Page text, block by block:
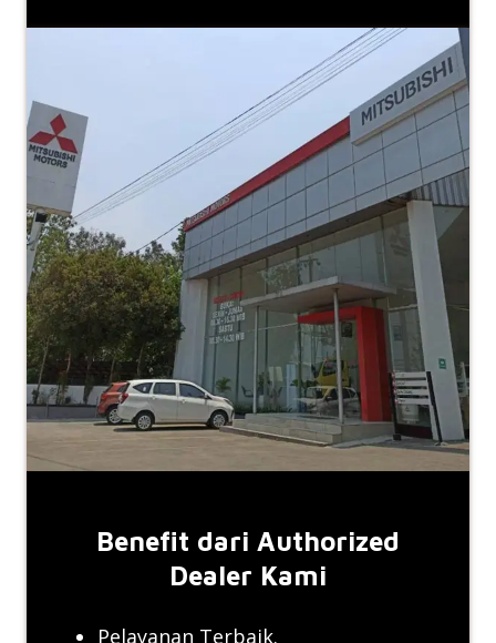
Benefit dari Authorized
Dealer Kami
Pelayanan Terbaik.